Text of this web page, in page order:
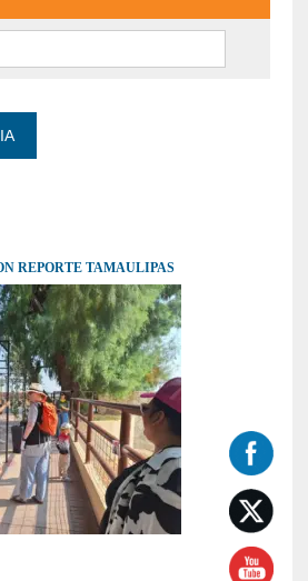
REPORTE TAMAULIPAS